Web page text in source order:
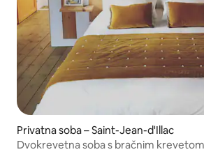
Privatna soba – Saint-Jean-d'Illac
Dvokrevetna soba s bračnim